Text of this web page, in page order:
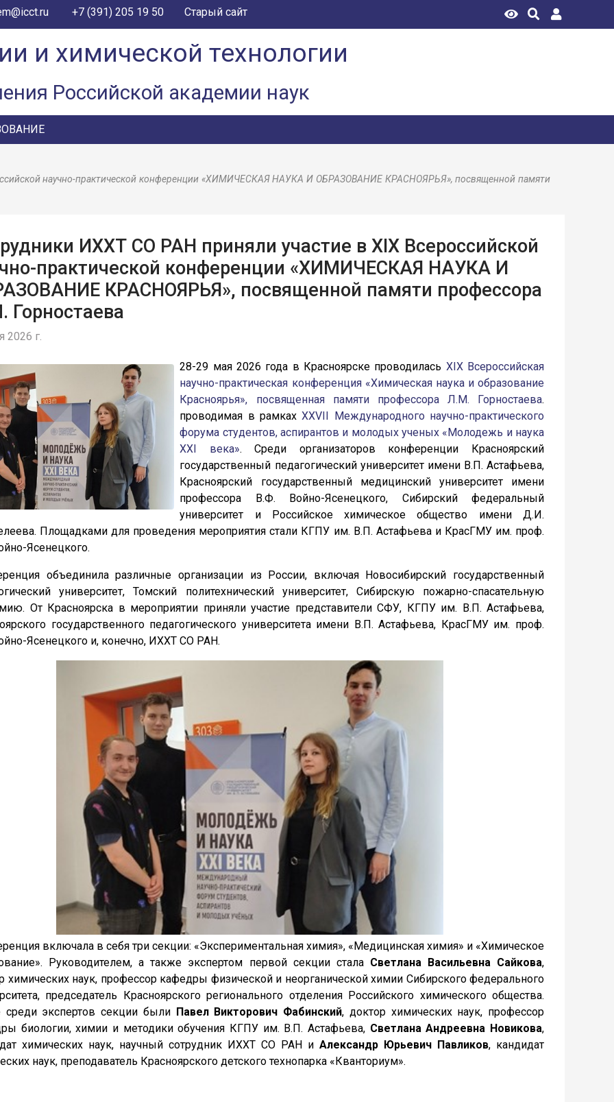
+7 (391) 205 19 50 Старый сайт
и химической технологии
Российской академии наук
научно-практической конференции «ХИМИЧЕСКАЯ НАУКА И ОБРАЗОВАНИЕ КРАСНОЯРЬЯ», посвященной памяти
ИХХТ СО РАН приняли участие в XIX Всероссийской
практической конференции «ХИМИЧЕСКАЯ НАУКА И
КРАСНОЯРЬЯ», посвященной памяти профессора
Горностаева
2026 г.
28-29 мая 2026 года в Красноярске проводилась XIX Всероссийская
научно-практическая конференция «Химическая наука и образование
Красноярья», посвященная памяти профессора Л.М. Горностаева.
проводимая в рамкахXXVII Международного научно-практического
форума студентов, аспирантов и молодых ученых «Молодежь и наука
XXI века». Среди организаторов конференции Красноярский
государственный педагогический университет имени В.П. Астафьева,
Красноярский государственный медицинский университет имени
профессора В.Ф. Войно-Ясенецкого, Сибирский федеральный
университет и Российское химическое общество имени Д.И.
Площадками для проведения мероприятия стали КГПУ им. В.П. Астафьева и КрасГМУ им. проф.
Ясенецкого.
объединила различные организации из России, включая Новосибирский государственный
университет, Томский политехнический университет, Сибирскую пожарно-спасательную
От Красноярска в мероприятии приняли участие представители СФУ, КГПУ им. В.П. Астафьева,
государственного педагогического университета имени В.П. Астафьева, КрасГМУ им. проф.
Ясенецкого и, конечно, ИХХТ СО РАН.
включала в себя три секции: «Экспериментальная химия», «Медицинская химия» и «Химическое
Руководителем, а также экспертом первой секции стала Светлана Васильевна Сайкова,
химических наук, профессор кафедры физической и неорганической химии Сибирского федерального
председатель Красноярского регионального отделения Российского химического общества.
среди экспертов секции были Павел Викторович Фабинский, доктор химических наук, профессор
биологии, химии и методики обучения КГПУ им. В.П. Астафьева, Светлана Андреевна Новикова,
химических наук, научный сотрудник ИХХТ СО РАН и Александр Юрьевич Павликов, кандидат
наук, преподаватель Красноярского детского технопарка «Кванториум».